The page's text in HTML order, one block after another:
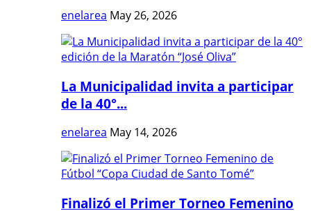
enelarea May 26, 2026
La Municipalidad invita a participar
de la 40°...
enelarea May 14, 2026
Finalizó el Primer Torneo Femenino